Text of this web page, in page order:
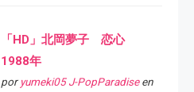
「HD」北岡夢子 恋心
1988年
por yumeki05 J-PopParadiseen